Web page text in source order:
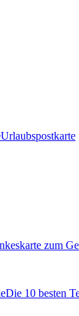
Urlaubspostkarte
zum
Die 10 besten